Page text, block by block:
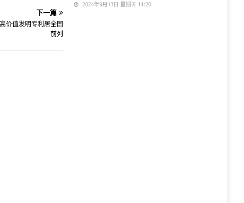
下一篇
价值发明专利居全国
前列
2024年9月13日 星期五 11:20